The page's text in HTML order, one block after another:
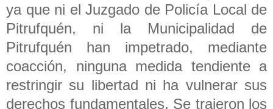
ya que ni el Juzgado de Policía Local de
Pitrufquén, ni la Municipalidad de
Pitrufquén han impetrado, mediante
coacción, ninguna medida tendiente a
restringir su libertad ni ha vulnerar sus
derechos fundamentales. Se trajeron los